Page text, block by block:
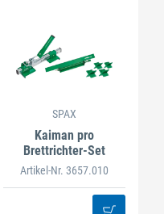
SPAX
Kaiman pro
Brettrichter-Set
Artikel-Nr. 3657.010